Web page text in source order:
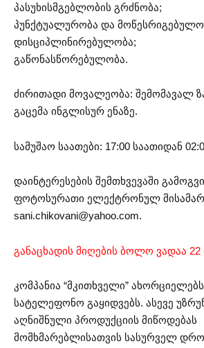
პასუხისმგებლობის გრძნობა;
პუნქტუალურობა და
დისციპლინირებულობა;
გაწონასწორებულობა.
ძირითადი მოვალეობა: შემომავალ
გაცემა ინგლისურ ენაზე.
სამუშაო საათები: 17:00 საათიდან
დაინტერესების შემთხვევაში
ფოტოსურათი ელექტრონულ
sani.chikovani@yahoo.com.
განაცხადის მიღების ბოლო ვადაა 22
კომპანია “მკითხველი” ახორციელებს
სატელეფონო გაყიდვებს. ასევე
აღნიშნული პროდუქციის მიწოდებას
მომხმარებლისათვის სასურველ